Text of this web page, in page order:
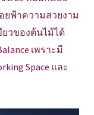
ยฟ้าความสวยงาม
วของต้นไม้ได้
เพราะมี
Space และ